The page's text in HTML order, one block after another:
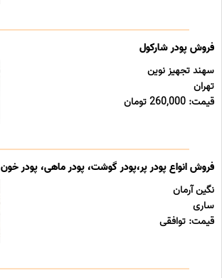
فروش پودر شارکول
سهند تجهیز نوین
تهران
قیمت: 260,000 تومان
فروش انواع پودر پر،پودر گوشت، پودر ماهی، پودر خون
نگین آرمان
ساری
قیمت: توافقی